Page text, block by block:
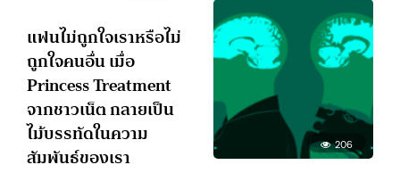
แฟนไม่ถูกใจเราหรือไม่
ถูกใจคนอื่น เมื่อ
Princess Treatment
จากชาวเน็ต กลายเป็น
ไม้บรรทัดในความ
สัมพันธ์ของเรา
206